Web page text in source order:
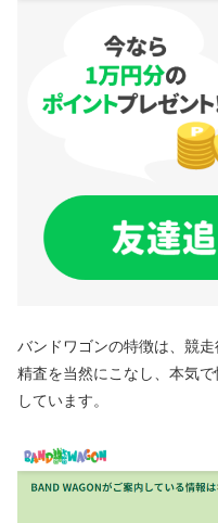
バンドワゴンの特徴は、競
精査を当然にこなし、本気
しています。